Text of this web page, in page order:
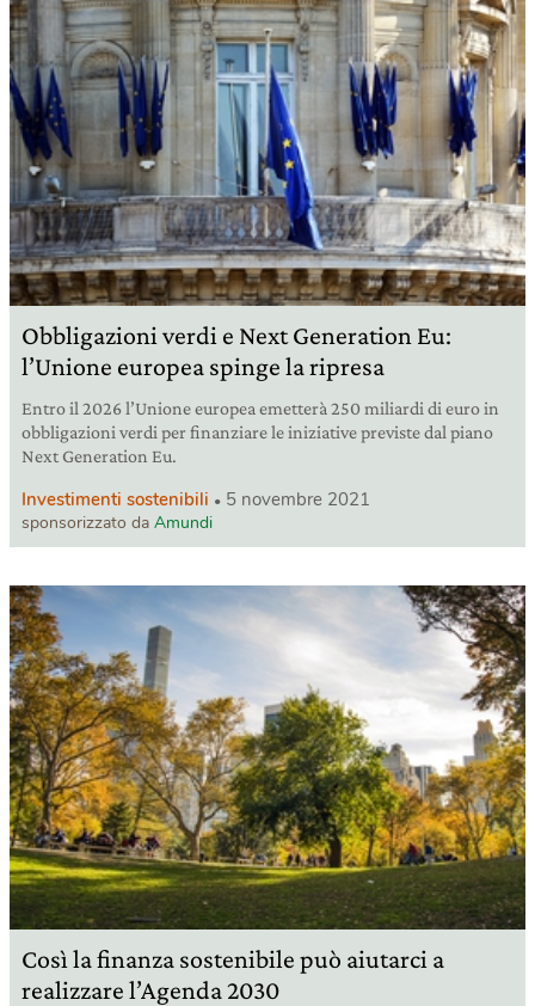
Obbligazioni verdi e Next Generation Eu:
l’Unione europea spinge la ripresa
Entro il 2026 l’Unione europea emetterà 250 miliardi di euro in
obbligazioni verdi per finanziare le iniziative previste dal piano
Next Generation Eu.
Investimenti sostenibili 5 novembre 2021
sponsorizzato da Amundi
Così la finanza sostenibile può aiutarci a
realizzare l’Agenda 2030